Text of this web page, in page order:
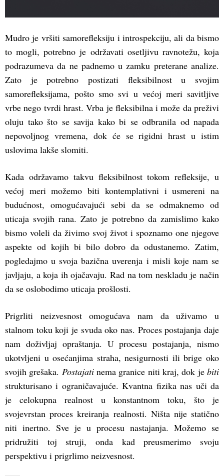
Mudro je vršiti samorefleksiju i introspekciju, ali da bismo
to mogli, potrebno je održavati osetljivu ravnotežu, koja
podrazumeva da ne padnemo u zamku preterane analize.
Zato je potrebno postizati fleksibilnost u svojim
samorefleksijama, pošto smo svi u većoj meri savitljive
vrbe nego tvrdi hrast. Vrba je fleksibilna i može da preživi
oluju tako što se savija kako bi se odbranila od napada
nepovoljnog vremena, dok će se rigidni hrast u istim
uslovima lakše slomiti.
Kada održavamo takvu fleksibilnost tokom refleksije, u
većoj meri možemo biti kontemplativni i usmereni na
budućnost, omogućavajući sebi da se odmaknemo od
uticaja svojih rana. Zato je potrebno da zamislimo kako
bismo voleli da živimo svoj život i spoznamo one njegove
aspekte od kojih bi bilo dobro da odustanemo. Zatim,
pogledajmo u svoja bazična uverenja i misli koje nam se
javljaju, a koja ih ojačavaju. Rad na tom neskladu je način
da se oslobodimo uticaja prošlosti.
Prigrliti neizvesnost omogućava nam da uživamo u
stalnom toku koji je svuda oko nas. Proces postajanja daje
nam doživljaj opraštanja. U procesu postajanja, nismo
ukotvljeni u osećanjima straha, nesigurnosti ili brige oko
svojih grešaka. Postajatinema granice niti kraj, dok jebiti
strukturisano i ograničavajuće. Kvantna fizika nas uči da
je celokupna realnost u konstantnom toku, što je
svojevrstan proces kreiranja realnosti. Ništa nije statično
niti inertno. Sve je u procesu nastajanja. Možemo se
pridružiti toj struji, onda kad preusmerimo svoju
perspektivu i prigrlimo neizvesnost.